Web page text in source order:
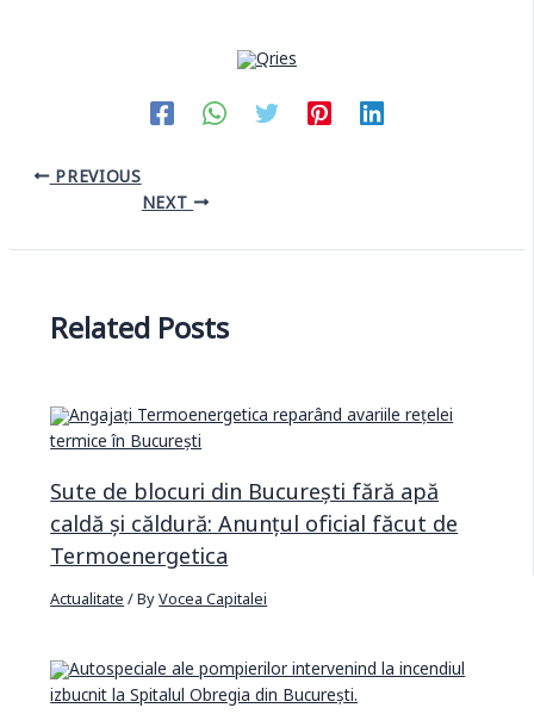
PREVIOUS
NEXT
Related Posts
Sute de blocuri din București fără apă
caldă și căldură: Anunțul oficial făcut de
Termoenergetica
Actualitate/ ByVocea Capitalei